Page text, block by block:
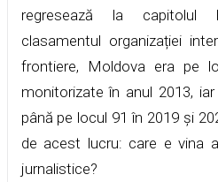
regresează la capitolul
clasamentul organizației
frontiere, Moldova era pe
monitorizate în anul 2013,
până pe locul 91 în 2019 și
de acest lucru: care e vina
jurnalistice?